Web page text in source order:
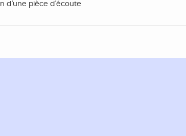
d'une pièce d'écoute